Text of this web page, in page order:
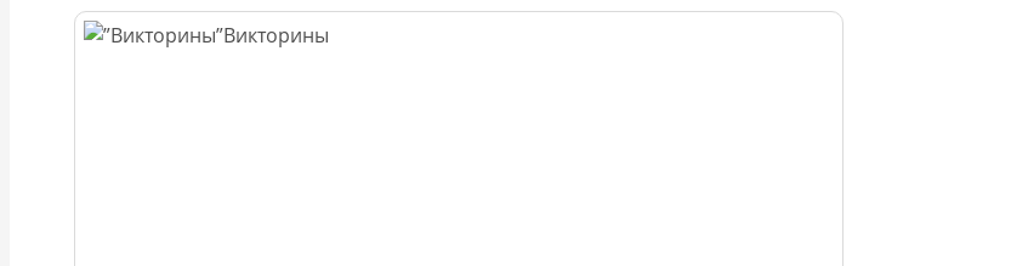
Викторины